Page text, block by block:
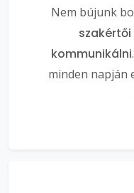
Nem bújunk
kommunikálni
minden napján